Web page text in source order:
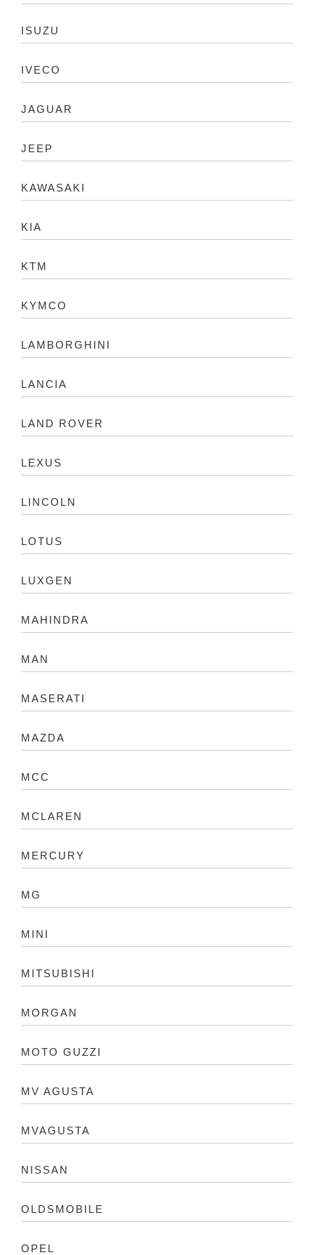
ISUZU
IVECO
JAGUAR
JEEP
KAWASAKI
KIA
KTM
KYMCO
LAMBORGHINI
LANCIA
LAND ROVER
LEXUS
LINCOLN
LOTUS
LUXGEN
MAHINDRA
MAN
MASERATI
MAZDA
MCC
MCLAREN
MERCURY
MG
MINI
MITSUBISHI
MORGAN
MOTO GUZZI
MV AGUSTA
MVAGUSTA
NISSAN
OLDSMOBILE
OPEL